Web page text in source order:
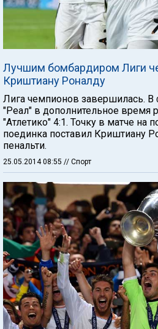
Лучшим бомбардиром Лиги
Криштиану Роналду
Лига чемпионов завершилась.
"Реал" в дополнительное время
"Атлетико" 4:1. Точку в матче на
поединка поставил Криштиану
пенальти.
25.05.2014 08:55 // Спорт